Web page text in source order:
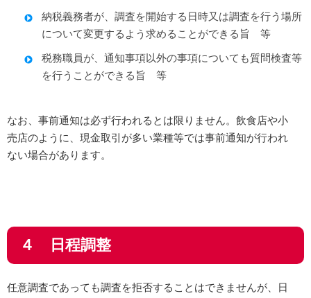
納税義務者が、調査を開始する日時又は調査を行う場所
について変更するよう求めることができる旨 等
税務職員が、通知事項以外の事項についても質問検査等
を行うことができる旨 等
なお、事前通知は必ず行われるとは限りません。飲食店や小
売店のように、現金取引が多い業種等では事前通知が行われ
ない場合があります。
４ 日程調整
任意調査であっても調査を拒否することはできませんが、日